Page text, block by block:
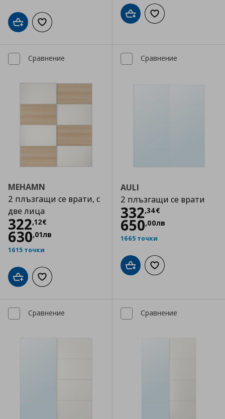
Добави в кошницата
Добави към списъка с любими
Добави в кошницата
Добави към
Сравнение
MEHAMN
2 плъзгащи се врати, с
две лица
322,12€
Цена
630,01лв
1615 точки
Добави в кошницата
Добави към списъка с любими
Сравнение
AULI
2 плъзгащи се врати
332,34€
Цена
650,00лв
1665 точки
Добави в кошницата
Добави към
Сравнение Сравнение